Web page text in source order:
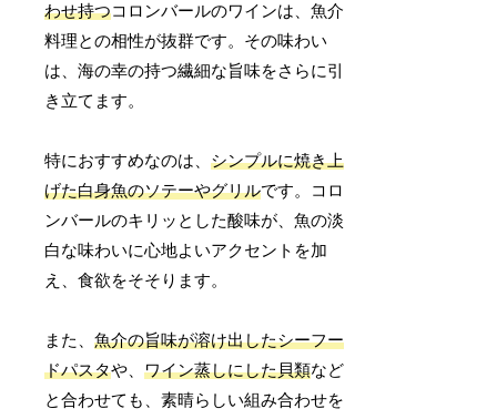
わせ持つコロンバールのワインは、魚介
料理との相性が抜群です。その味わい
は、海の幸の持つ繊細な旨味をさらに引
き立てます。
特におすすめなのは、シンプルに焼き上
げた白身魚のソテーやグリルです。コロ
ンバールのキリッとした酸味が、魚の淡
白な味わいに心地よいアクセントを加
え、食欲をそそります。
また、魚介の旨味が溶け出したシーフー
ドパスタや、ワイン蒸しにした貝類など
と合わせても、素晴らしい組み合わせを